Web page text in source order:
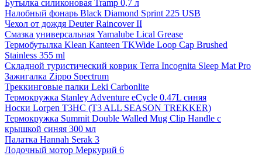
Бутылка силиконовая Tramp 0,7 л
Налобный фонарь Black Diamond Sprint 225 USB
Чехол от дождя Deuter Raincover II
Смазка универсальная Yamalube Lical Grease
Термобутылка Klean Kanteen TKWide Loop Cap Brushed
Stainless 355 ml
Складной туристический коврик Terra Incognita Sleep Mat Pro
Зажигалка Zippo Spectrum
Треккинговые палки Leki Carbonlite
Термокружка Stanley Adventure eCycle 0.47L синяя
Носки Lorpen T3HC (T3 ALL SEASON TREKKER)
Термокружка Summit Double Walled Mug Clip Handle с
крышкой синяя 300 мл
Палатка Hannah Serak 3
Лодочный мотор Меркурий 6